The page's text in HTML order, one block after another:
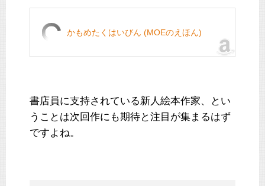
かもめたくはいびん (MOEのえほん)
書店員に支持されている新人絵本作家、とい
うことは次回作にも期待と注目が集まるはず
ですよね。